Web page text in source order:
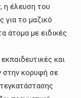
η έλευση του
για το μαζικό
άτομα με ειδικές
και
στην κορυφή σε